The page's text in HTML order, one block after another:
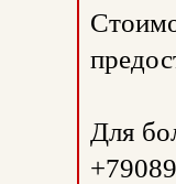
Для